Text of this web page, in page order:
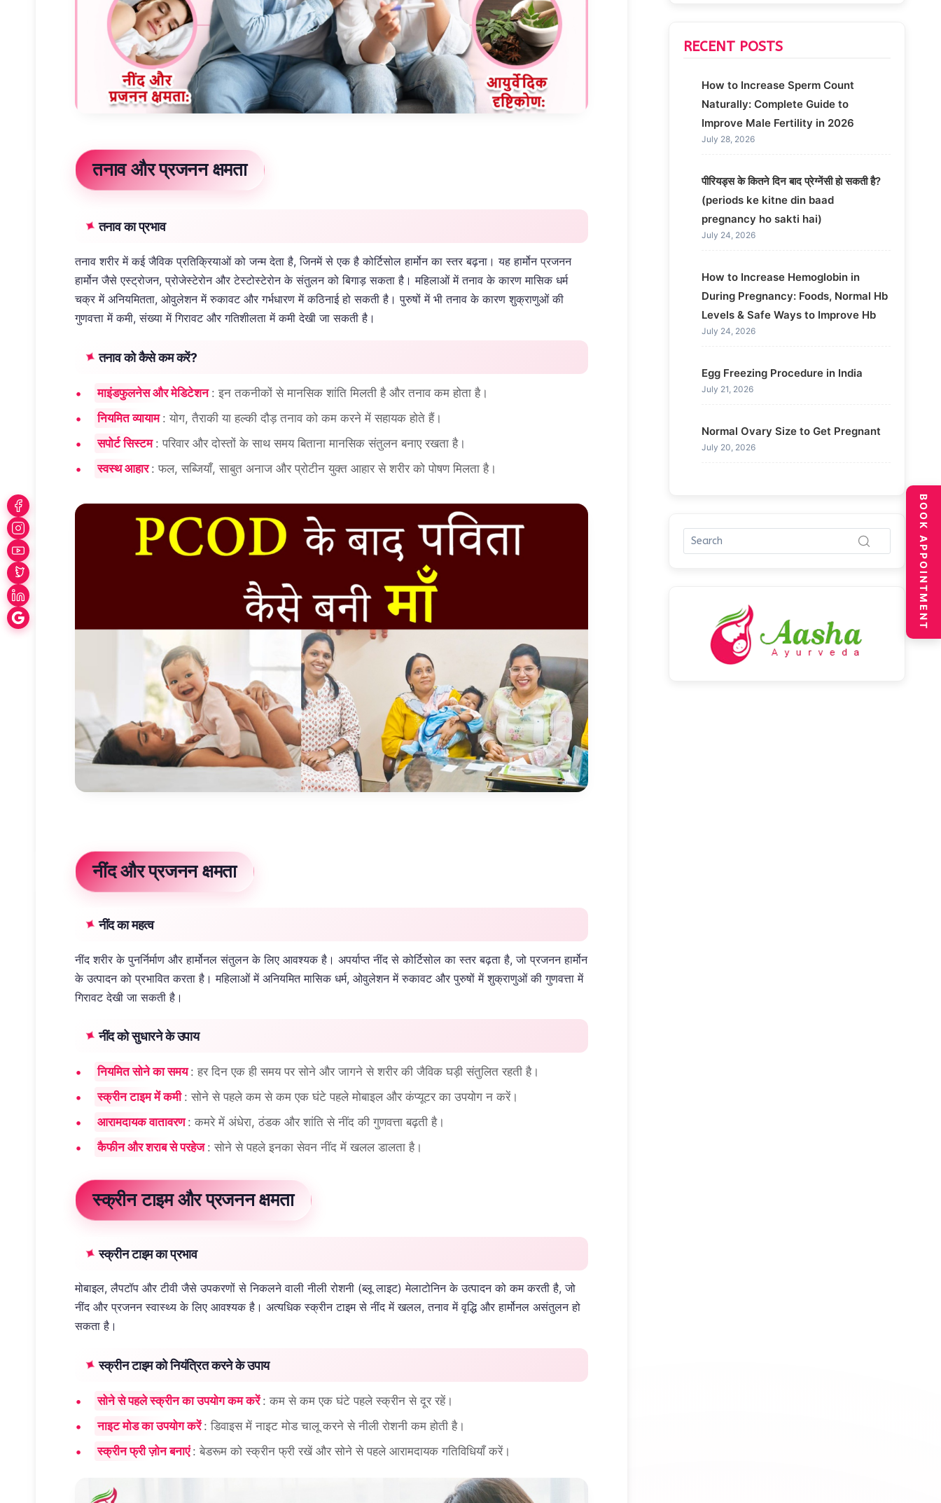
तनाव और प्रजनन क्षमता
तनाव का प्रभाव
तनाव शरीर में कई जैविक प्रतिक्रियाओं को जन्म देता है, जिनमें से एक है कोर्टिसोल हार्मोन का स्तर बढ़ना। यह हार्मोन प्रजनन
हार्मोन जैसे एस्ट्रोजन, प्रोजेस्टेरोन और टेस्टोस्टेरोन के संतुलन को बिगाड़ सकता है। महिलाओं में तनाव के कारण मासिक धर्म
चक्र में अनियमितता, ओवुलेशन में रुकावट और गर्भधारण में कठिनाई हो सकती है। पुरुषों में भी तनाव के कारण शुक्राणुओं की
गुणवत्ता में कमी, संख्या में गिरावट और गतिशीलता में कमी देखी जा सकती है।
तनाव को कैसे कम करें?
माइंडफुलनेस और मेडिटेशन : इन तकनीकों से मानसिक शांति मिलती है और तनाव कम होता है।
नियमित व्यायाम : योग, तैराकी या हल्की दौड़ तनाव को कम करने में सहायक होते हैं।
सपोर्ट सिस्टम : परिवार और दोस्तों के साथ समय बिताना मानसिक संतुलन बनाए रखता है।
स्वस्थ आहार : फल, सब्जियाँ, साबुत अनाज और प्रोटीन युक्त आहार से शरीर को पोषण मिलता है।
नींद और प्रजनन क्षमता
नींद का महत्व
नींद शरीर के पुनर्निर्माण और हार्मोनल संतुलन के लिए आवश्यक है। अपर्याप्त नींद से कोर्टिसोल का स्तर बढ़ता है, जो प्रजनन हार्मोन
के उत्पादन को प्रभावित करता है। महिलाओं में अनियमित मासिक धर्म, ओवुलेशन में रुकावट और पुरुषों में शुक्राणुओं की गुणवत्ता में
गिरावट देखी जा सकती है।
नींद को सुधारने के उपाय
नियमित सोने का समय : हर दिन एक ही समय पर सोने और जागने से शरीर की जैविक घड़ी संतुलित रहती है।
स्क्रीन टाइम में कमी : सोने से पहले कम से कम एक घंटे पहले मोबाइल और कंप्यूटर का उपयोग न करें।
आरामदायक वातावरण : कमरे में अंधेरा, ठंडक और शांति से नींद की गुणवत्ता बढ़ती है।
कैफीन और शराब से परहेज : सोने से पहले इनका सेवन नींद में खलल डालता है।
स्क्रीन टाइम और प्रजनन क्षमता
स्क्रीन टाइम का प्रभाव
मोबाइल, लैपटॉप और टीवी जैसे उपकरणों से निकलने वाली नीली रोशनी (ब्लू लाइट) मेलाटोनिन के उत्पादन को कम करती है, जो
नींद और प्रजनन स्वास्थ्य के लिए आवश्यक है। अत्यधिक स्क्रीन टाइम से नींद में खलल, तनाव में वृद्धि और हार्मोनल असंतुलन हो
सकता है।
स्क्रीन टाइम को नियंत्रित करने के उपाय
सोने से पहले स्क्रीन का उपयोग कम करें : कम से कम एक घंटे पहले स्क्रीन से दूर रहें।
नाइट मोड का उपयोग करें : डिवाइस में नाइट मोड चालू करने से नीली रोशनी कम होती है।
स्क्रीन फ्री ज़ोन बनाएं : बेडरूम को स्क्रीन फ्री रखें और सोने से पहले आरामदायक गतिविधियाँ करें।
RECENT POSTS
How to Increase Sperm Count
Naturally: Complete Guide to
Improve Male Fertility in 2026
July 28, 2026
पीरियड्स के कितने दिन बाद प्रेग्नेंसी हो सकती है?
(periods ke kitne din baad
pregnancy ho sakti hai)
July 24, 2026
How to Increase Hemoglobin in
During Pregnancy: Foods, Normal Hb
Levels & Safe Ways to Improve Hb
July 24, 2026
Egg Freezing Procedure in India
July 21, 2026
Normal Ovary Size to Get Pregnant
July 20, 2026
BOOK APPOINTMENT